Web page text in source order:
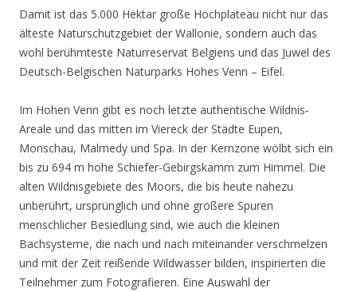
Damit ist das 5.000 Hektar große Hochplateau nicht nur das
älteste Naturschutzgebiet der Wallonie, sondern auch das
wohl berühmteste Naturreservat Belgiens und das Juwel des
Deutsch-Belgischen Naturparks Hohes Venn – Eifel.
Im Hohen Venn gibt es noch letzte authentische Wildnis-
Areale und das mitten im Viereck der Städte Eupen,
Monschau, Malmedy und Spa. In der Kernzone wölbt sich ein
bis zu 694 m hohe Schiefer-Gebirgskamm zum Himmel. Die
alten Wildnisgebiete des Moors, die bis heute nahezu
unberührt, ursprünglich und ohne größere Spuren
menschlicher Besiedlung sind, wie auch die kleinen
Bachsysteme, die nach und nach miteinander verschmelzen
und mit der Zeit reißende Wildwasser bilden, inspirierten die
Teilnehmer zum Fotografieren. Eine Auswahl der